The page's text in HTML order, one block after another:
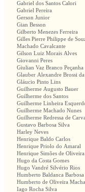
Gabriel dos Santos Calori
Gabriel Pereira
Gerson Junior
Gian Besson
Gilberto Menezes Ferreira
Gilles Pierre Philippe de
Machado Cavalcante
Gilson Luiz Morais Alves
Giovanni Peres
Giulian Vaz Branco Peçanha
Glauber Alexandre Brossi
Gláucio Pinto Lins
Guilherme Augusto Bauer
Guilherme dos Santos
Guilherme Linheira
Guilherme Machado Nunes
Guilherme Redressa de
Gustavo Barbosa Silva
Harley Neves
Henrique Baldo Carlos
Henrique Priolo do Amaral
Henrique Simões de Oliveira
Hugo da Costa Gomes
Hugo Vandré Silvério Rios
Humberto Baldanca Barbosa
Humberto de Oliveira
Iago Rocha Silva